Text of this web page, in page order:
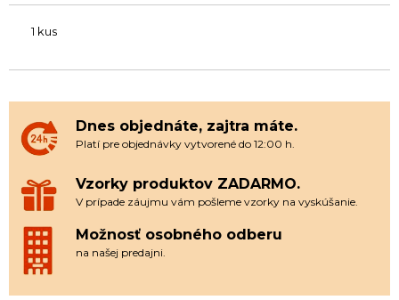
1 kus
Dnes objednáte, zajtra máte.
Platí pre objednávky vytvorené do 12:00 h.
Vzorky produktov ZADARMO.
V prípade záujmu vám pošleme vzorky na vyskúšanie.
Možnosť osobného odberu
na našej predajni.